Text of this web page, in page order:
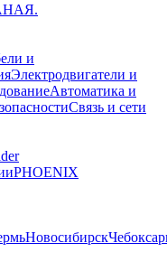
и
Электродвигатели и
Автоматика и
Связь и сети
PHOENIX
Новосибирск